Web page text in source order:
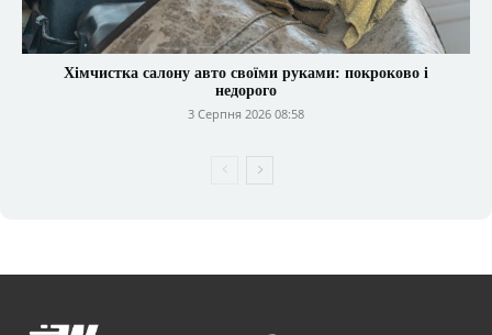
Хімчистка салону авто своїми руками: покроково і
недорого
3 Серпня 2026 08:58